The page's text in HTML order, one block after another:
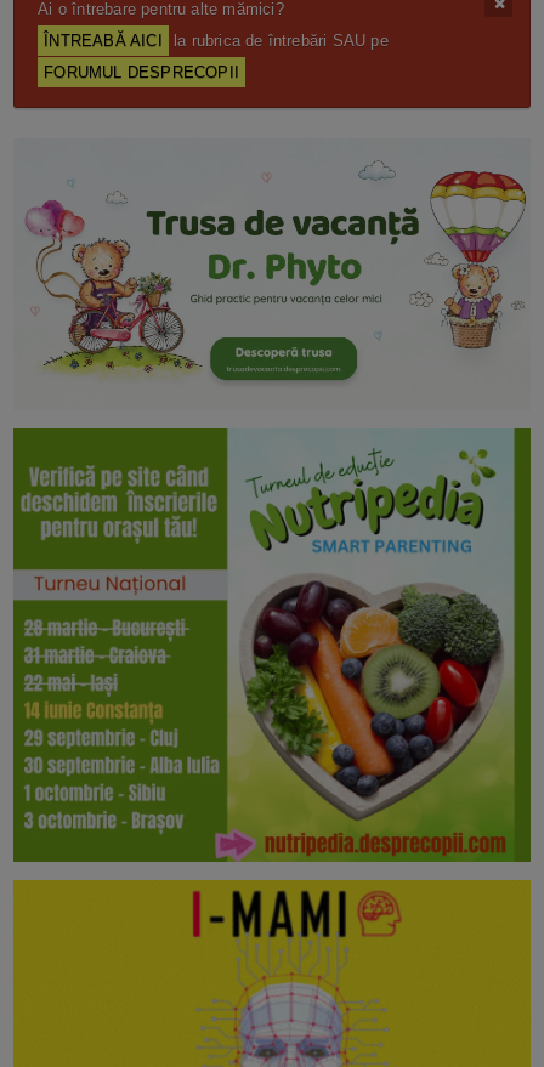
Ai o întrebare pentru alte mămici?
ÎNTREABĂ AICI
la rubrica de întrebări SAU pe
FORUMUL DESPRECOPII